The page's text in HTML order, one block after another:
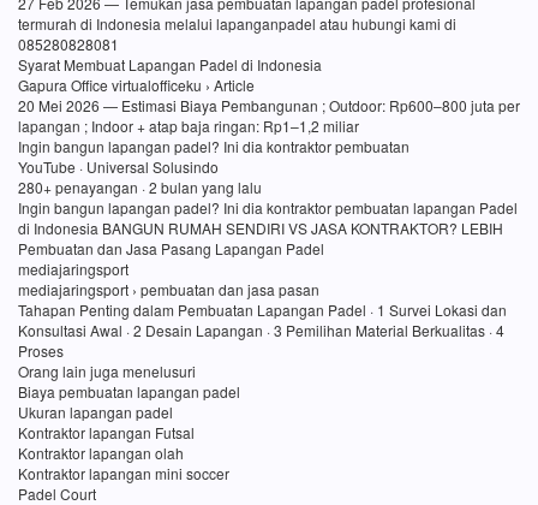
termurah di Indonesia melalui lapanganpadel atau hubungi kami di
085280828081
Syarat Membuat Lapangan Padel di Indonesia
Gapura Office virtualofficeku › Article
20 Mei 2026 — Estimasi Biaya Pembangunan ; Outdoor: Rp600–800 juta per
lapangan ; Indoor + atap baja ringan: Rp1–1,2 miliar
Ingin bangun lapangan padel? Ini dia kontraktor pembuatan
YouTube · Universal Solusindo
280+ penayangan · 2 bulan yang lalu
Ingin bangun lapangan padel? Ini dia kontraktor pembuatan lapangan Padel
di Indonesia BANGUN RUMAH SENDIRI VS JASA KONTRAKTOR? LEBIH
Pembuatan dan Jasa Pasang Lapangan Padel
mediajaringsport
mediajaringsport › pembuatan dan jasa pasan
Tahapan Penting dalam Pembuatan Lapangan Padel · 1 Survei Lokasi dan
Konsultasi Awal · 2 Desain Lapangan · 3 Pemilihan Material Berkualitas · 4
Proses
Orang lain juga menelusuri
Biaya pembuatan lapangan padel
Ukuran lapangan padel
Kontraktor lapangan Futsal
Kontraktor lapangan olah
Kontraktor lapangan mini soccer
Padel Court